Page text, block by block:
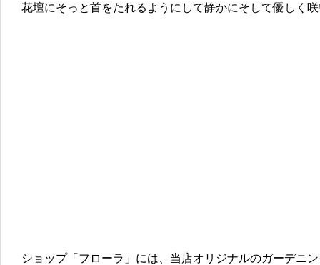
花壇にそっと首をたれるようにして静かにそして優しく
ショップ「フローラ」には、当店オリジナルのガーデニ